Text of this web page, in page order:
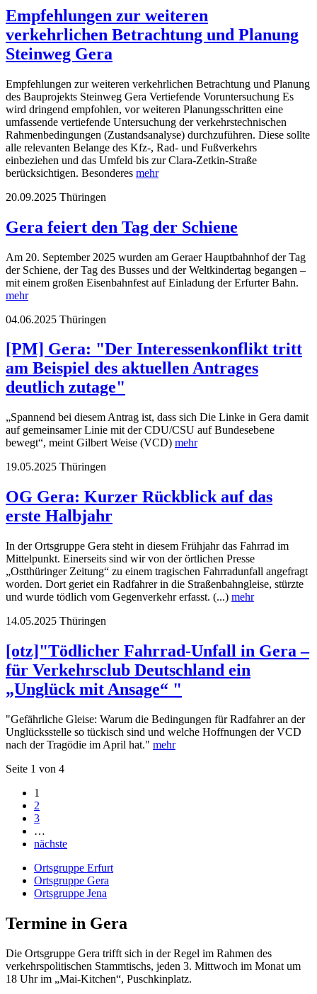
Empfehlungen zur weiteren
verkehrlichen Betrachtung und Planung
Steinweg Gera
Empfehlungen zur weiteren verkehrlichen Betrachtung und Planung
des Bauprojekts Steinweg Gera Vertiefende Voruntersuchung Es
wird dringend empfohlen, vor weiteren Planungsschritten eine
umfassende vertiefende Untersuchung der verkehrstechnischen
Rahmenbedingungen (Zustandsanalyse) durchzuführen. Diese sollte
alle relevanten Belange des Kfz-, Rad- und Fußverkehrs
einbeziehen und das Umfeld bis zur Clara-Zetkin-Straße
berücksichtigen. Besonderes mehr
20.09.2025 Thüringen
Gera feiert den Tag der Schiene
Am 20. September 2025 wurden am Geraer Hauptbahnhof der Tag
der Schiene, der Tag des Busses und der Weltkindertag begangen –
mit einem großen Eisenbahnfest auf Einladung der Erfurter Bahn.
mehr
04.06.2025 Thüringen
[PM] Gera: "Der Interessenkonflikt tritt
am Beispiel des aktuellen Antrages
deutlich zutage"
„Spannend bei diesem Antrag ist, dass sich Die Linke in Gera damit
auf gemeinsamer Linie mit der CDU/CSU auf Bundesebene
bewegt“, meint Gilbert Weise (VCD) mehr
19.05.2025 Thüringen
OG Gera: Kurzer Rückblick auf das
erste Halbjahr
In der Ortsgruppe Gera steht in diesem Frühjahr das Fahrrad im
Mittelpunkt. Einerseits sind wir von der örtlichen Presse
„Ostthüringer Zeitung“ zu einem tragischen Fahrradunfall angefragt
worden. Dort geriet ein Radfahrer in die Straßenbahngleise, stürzte
und wurde tödlich vom Gegenverkehr erfasst. (...) mehr
14.05.2025 Thüringen
[otz]"Tödlicher Fahrrad-Unfall in Gera –
für Verkehrsclub Deutschland ein
„Unglück mit Ansage“ "
"Gefährliche Gleise: Warum die Bedingungen für Radfahrer an der
Unglücksstelle so tückisch sind und welche Hoffnungen der VCD
nach der Tragödie im April hat." mehr
Seite 1 von 4
1
2
3
…
nächste
Ortsgruppe Erfurt
Ortsgruppe Gera
Ortsgruppe Jena
Termine in Gera
Die Ortsgruppe Gera trifft sich in der Regel im Rahmen des
verkehrspolitischen Stammtischs, jeden 3. Mittwoch im Monat um
18 Uhr im „Mai-Kitchen“, Puschkinplatz.